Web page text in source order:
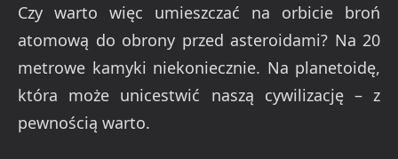
Czy warto więc umieszczać na orbicie broń
atomową do obrony przed asteroidami? Na 20
metrowe kamyki niekoniecznie. Na planetoidę,
która może unicestwić naszą cywilizację – z
pewnością warto.